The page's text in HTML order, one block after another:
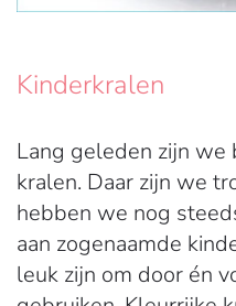
Kinderkralen
Lang geleden zijn
kralen. Daar zijn we
hebben we nog
aan zogenaamde
leuk zijn om door én